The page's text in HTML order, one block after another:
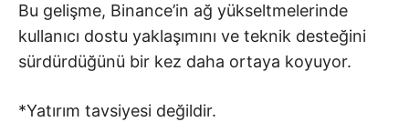
Bu gelişme, Binance’in ağ yükseltmelerinde
kullanıcı dostu yaklaşımını ve teknik desteğini
sürdürdüğünü bir kez daha ortaya koyuyor.
*Yatırım tavsiyesi değildir.